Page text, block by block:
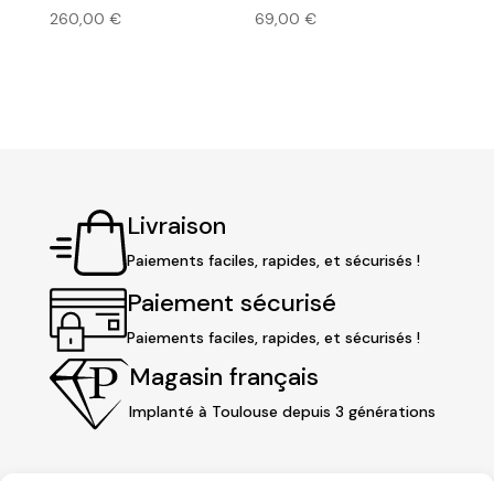
260,00 € 69,00€
Livraison
Paiements faciles, rapides, et sécurisés !
Paiement sécurisé
Paiements faciles, rapides, et sécurisés !
Magasin français
Implanté à Toulouse depuis 3 générations